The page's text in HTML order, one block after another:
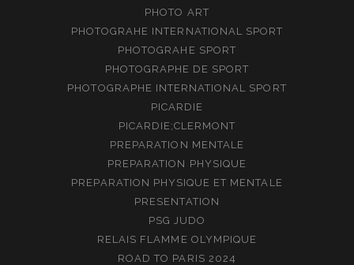
PHOTO ART
PHOTOGRAHE INTERNATIONAL SPORT
PHOTOGRAHE SPORT
PHOTOGRAPHE DE SPORT
PHOTOGRAPHE INTERNATIONAL SPORT
PICARDIE
PICARDIE;CLERMONT
PREPARATION MENTALE
PREPARATION PHYSIQUE
PREPARATION PHYSIQUE ET MENTALE
PRESENTATION
PSG JUDO
RELAIS FLAMME OLYMPIQUE
ROAD TO PARIS 2024